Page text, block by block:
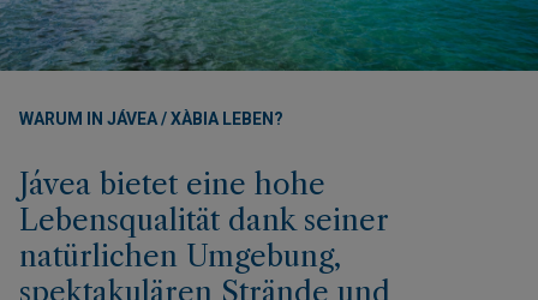
WARUM IN JÁVEA / XÀBIA LEBEN?
Jávea bietet eine hohe
Lebensqualität dank seiner
natürlichen Umgebung,
spektakulären Strände und